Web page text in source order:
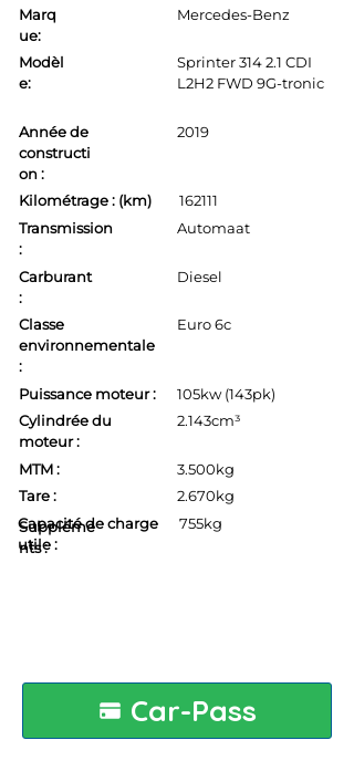
Marq
ue:
Modèl
e:
Mercedes-Benz
Sprinter 314 2.1 CDI
L2H2 FWD 9G-tronic
Année de
constructi
on :
2019
Kilométrage : (km)
162111
Transmission
:
Automaat
Carburant
:
Classe
environnementale
:
Diesel
Euro 6c
Puissance moteur :
Cylindrée du
moteur :
105kw (143pk)
2.143cm³
MTM :
Tare :
3.500kg
2.670kg
Capacité de charge
utile :
755kg
Suppléme
nts :
Car-Pass